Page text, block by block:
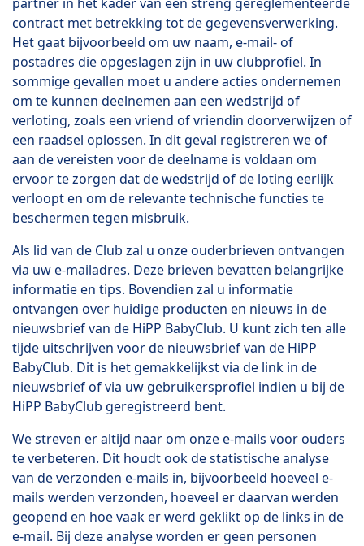
contract met betrekking tot de gegevensverwerking.
Het gaat bijvoorbeeld om uw naam, e-mail- of
postadres die opgeslagen zijn in uw clubprofiel. In
sommige gevallen moet u andere acties ondernemen
om te kunnen deelnemen aan een wedstrijd of
verloting, zoals een vriend of vriendin doorverwijzen of
een raadsel oplossen. In dit geval registreren we of
aan de vereisten voor de deelname is voldaan om
ervoor te zorgen dat de wedstrijd of de loting eerlijk
verloopt en om de relevante technische functies te
beschermen tegen misbruik.
Als lid van de Club zal u onze ouderbrieven ontvangen
via uw e-mailadres. Deze brieven bevatten belangrijke
informatie en tips. Bovendien zal u informatie
ontvangen over huidige producten en nieuws in de
nieuwsbrief van de HiPP BabyClub. U kunt zich ten alle
tijde uitschrijven voor de nieuwsbrief van de HiPP
BabyClub. Dit is het gemakkelijkst via de link in de
nieuwsbrief of via uw gebruikersprofiel indien u bij de
HiPP BabyClub geregistreerd bent.
We streven er altijd naar om onze e-mails voor ouders
te verbeteren. Dit houdt ook de statistische analyse
van de verzonden e-mails in, bijvoorbeeld hoeveel e-
mails werden verzonden, hoeveel er daarvan werden
geopend en hoe vaak er werd geklikt op de links in de
e-mail. Bij deze analyse worden er geen personen